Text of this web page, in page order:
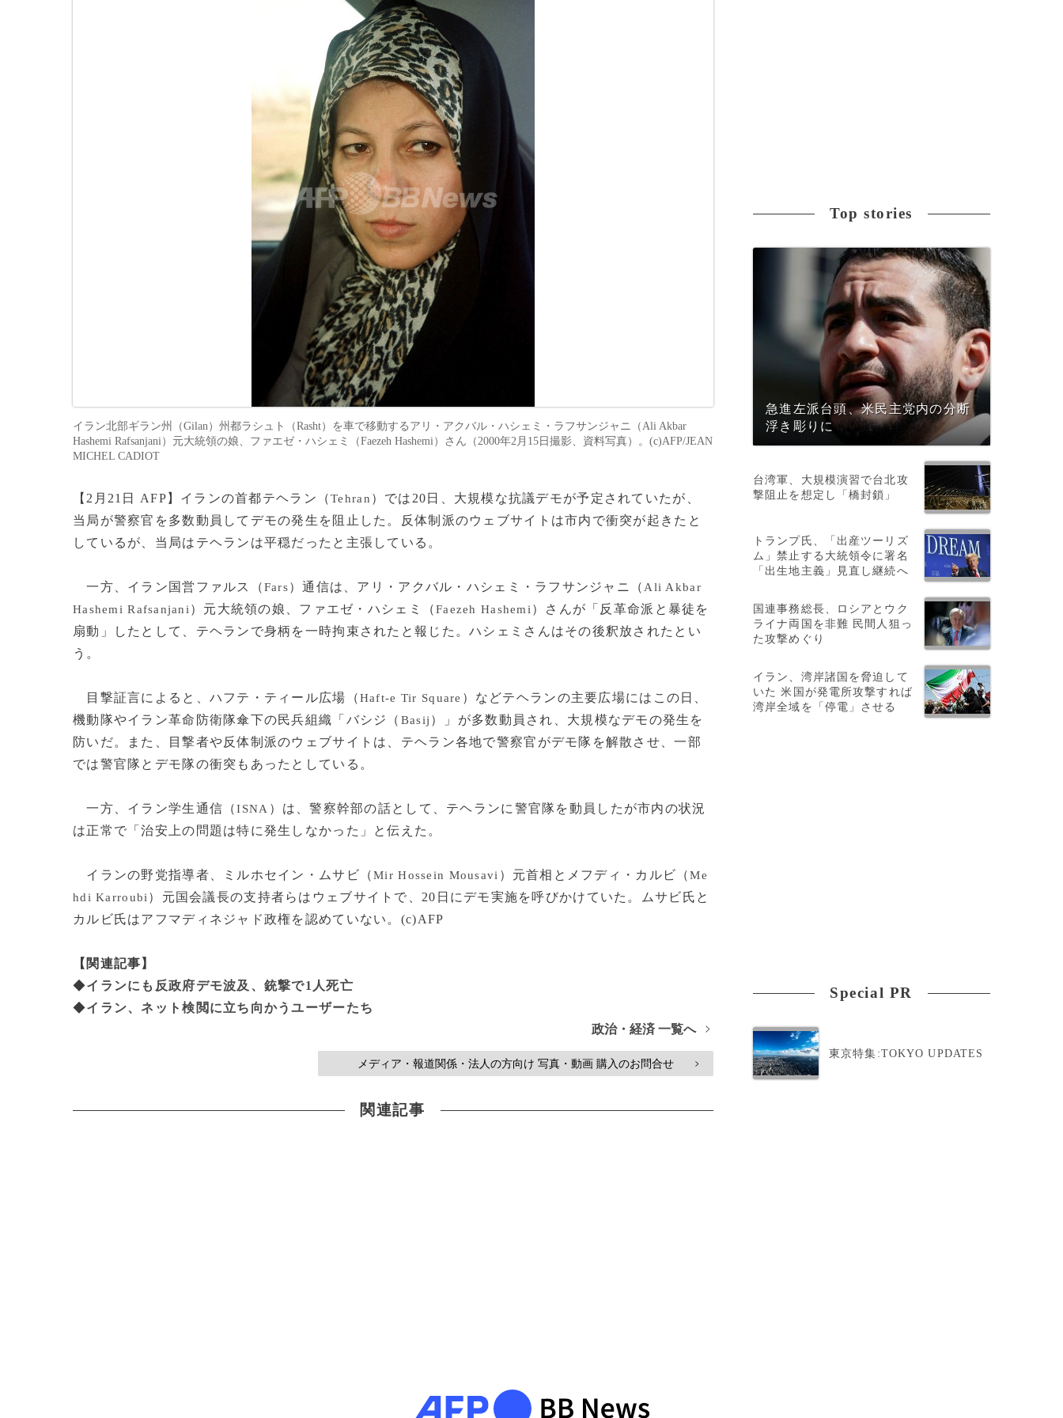
イラン北部ギラン州（Gilan）州都ラシュト（Rasht）を車で移動するアリ・アクバル・ハシェミ・ラフサンジャニ（Ali Akbar
Hashemi Rafsanjani）元大統領の娘、ファエゼ・ハシェミ（Faezeh Hashemi）さん（2000年2月15日撮影、資料写真）。(c)AFP/JEAN
MICHEL CADIOT
【2月21日 AFP】イランの首都テヘラン（Tehran ）では20日、大規模な抗議デモが予定されていたが、
当局が警察官を多数動員してデモの発生を阻止した。反体制派のウェブサイトは市内で衝突が起きたと
しているが、当局はテヘランは平穏だったと主張している。
一方、イラン国営ファルス（Fars）通信は、アリ・アクバル・ハシェミ・ラフサンジャニ（ Ali Akbar
Hashemi Rafsanjani ）元大統領の娘、ファエゼ・ハシェミ（Faezeh Hashemi ）さんが「反革命派と暴徒を
扇動」したとして、テヘランで身柄を一時拘束されたと報じた。ハシェミさんはその後釈放されたとい
う。
目撃証言によると、ハフテ・ティール広場（Haft-e Tir Square ）などテヘランの主要広場にはこの日、
機動隊やイラン革命防衛隊傘下の民兵組織「バシジ（ Basij ）」が多数動員され、大規模なデモの発生を
防いだ。また、目撃者や反体制派のウェブサイトは、テヘラン各地で警察官がデモ隊を解散させ、一部
では警官隊とデモ隊の衝突もあったとしている。
一方、イラン学生通信（ISNA ）は、警察幹部の話として、テヘランに警官隊を動員したが市内の状況
は正常で「治安上の問題は特に発生しなかった」と伝えた。
イランの野党指導者、ミルホセイン・ムサビ（Mir Hossein Mousavi ）元首相とメフディ・カルビ（Me
hdi Karroubi ）元国会議長の支持者らはウェブサイトで、20日にデモ実施を呼びかけていた。ムサビ氏と
カルビ氏はアフマディネジャド政権を認めていない。(c)AFP
【関連記事】
◆イランにも反政府デモ波及、銃撃で1人死亡
◆イラン、ネット検閲に立ち向かうユーザーたち
政治・経済 一覧へ
>
メディア・報道関係・法人の方向け 写真・動画 購入のお問合せ >
関連記事
Top stories
急進左派台頭、米民主党内の分断
浮き彫りに
台湾軍、大規模演習で台北攻
撃阻止を想定し「橋封鎖」
トランプ氏、「出産ツーリズ
ム」禁止する大統領令に署名
「出生地主義」見直し継続へ
国連事務総長、ロシアとウク
ライナ両国を非難 民間人狙っ
た攻撃めぐり
イラン、湾岸諸国を脅迫して
いた 米国が発電所攻撃すれば
湾岸全域を「停電」させる
Special PR
東京特集:TOKYO UPDATES